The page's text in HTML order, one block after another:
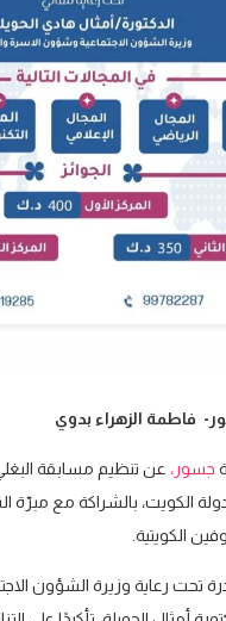
فاطمة الزهراء بدوي
جسور، عن تنظيم مسابقة
الكويت، بالشراكة مع مبرّة
الكويتية.
تحت رعاية وزيرة الشؤون